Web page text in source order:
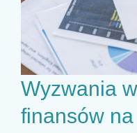
Wyzwania
finansów na